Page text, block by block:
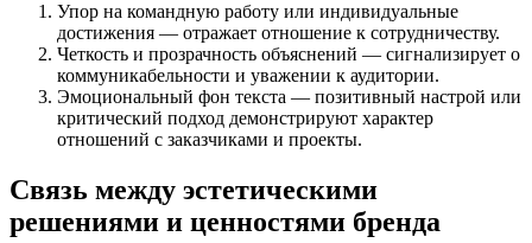
Упор на командную работу или индивидуальные
достижения — отражает отношение к сотрудничеству.
Четкость и прозрачность объяснений — сигнализирует о
коммуникабельности и уважении к аудитории.
Эмоциональный фон текста — позитивный настрой или
критический подход демонстрируют характер
отношений с заказчиками и проекты.
Связь между эстетическими
решениями и ценностями бренда